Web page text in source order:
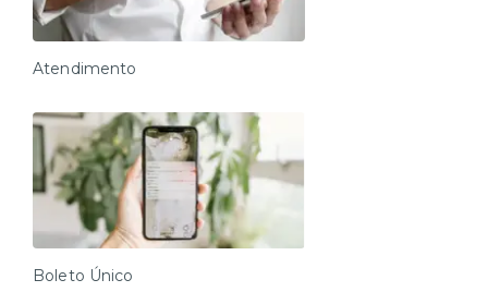
Atendimento
Boleto Único